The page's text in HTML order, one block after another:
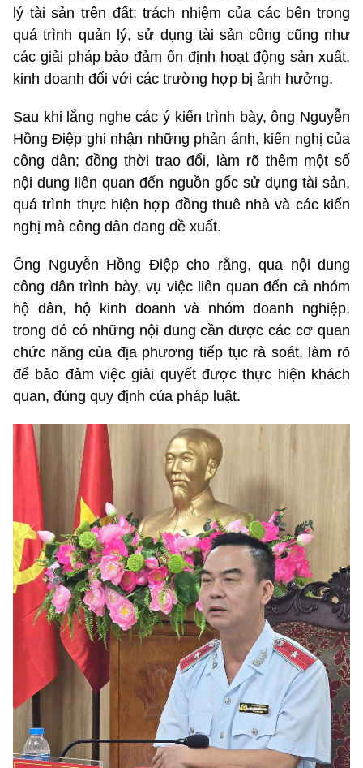
lý tài sản trên đất; trách nhiệm của các bên trong
quá trình quản lý, sử dụng tài sản công cũng như
các giải pháp bảo đảm ổn định hoạt động sản xuất,
kinh doanh đối với các trường hợp bị ảnh hưởng.
Sau khi lắng nghe các ý kiến trình bày, ông Nguyễn
Hồng Điệp ghi nhận những phản ánh, kiến nghị của
công dân; đồng thời trao đổi, làm rõ thêm một số
nội dung liên quan đến nguồn gốc sử dụng tài sản,
quá trình thực hiện hợp đồng thuê nhà và các kiến
nghị mà công dân đang đề xuất.
Ông Nguyễn Hồng Điệp cho rằng, qua nội dung
công dân trình bày, vụ việc liên quan đến cả nhóm
hộ dân, hộ kinh doanh và nhóm doanh nghiệp,
trong đó có những nội dung cần được các cơ quan
chức năng của địa phương tiếp tục rà soát, làm rõ
để bảo đảm việc giải quyết được thực hiện khách
quan, đúng quy định của pháp luật.